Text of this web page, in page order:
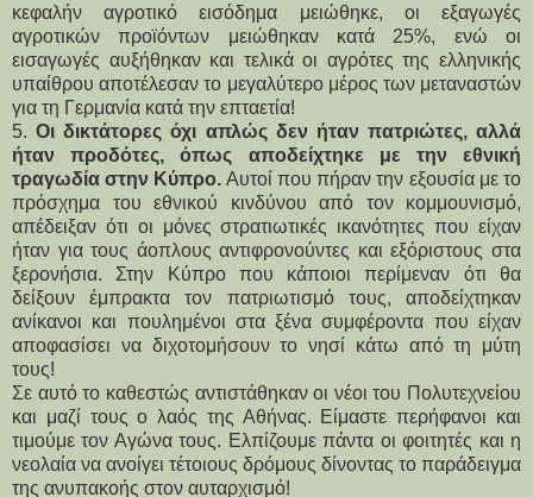
κεφαλήν αγροτικό εισόδημα μειώθηκε, οι εξαγωγές
αγροτικών προϊόντων μειώθηκαν κατά 25%, ενώ οι
εισαγωγές αυξήθηκαν και τελικά οι αγρότες της ελληνικής
υπαίθρου αποτέλεσαν το μεγαλύτερο μέρος των μεταναστών
για τη Γερμανία κατά την επταετία!
5. Οι δικτάτορες όχι απλώς δεν ήταν πατριώτες, αλλά
ήταν προδότες, όπως αποδείχτηκε με την εθνική
τραγωδία στην Κύπρο. Αυτοί που πήραν την εξουσία με το
πρόσχημα του εθνικού κινδύνου από τον κομμουνισμό,
απέδειξαν ότι οι μόνες στρατιωτικές ικανότητες που είχαν
ήταν για τους άοπλους αντιφρονούντες και εξόριστους στα
ξερονήσια. Στην Κύπρο που κάποιοι περίμεναν ότι θα
δείξουν έμπρακτα τον πατριωτισμό τους, αποδείχτηκαν
ανίκανοι και πουλημένοι στα ξένα συμφέροντα που είχαν
αποφασίσει να διχοτομήσουν το νησί κάτω από τη μύτη
τους!
Σε αυτό το καθεστώς αντιστάθηκαν οι νέοι του Πολυτεχνείου
και μαζί τους ο λαός της Αθήνας. Είμαστε περήφανοι και
τιμούμε τον Αγώνα τους. Ελπίζουμε πάντα οι φοιτητές και η
νεολαία να ανοίγει τέτοιους δρόμους δίνοντας το παράδειγμα
της ανυπακοής στον αυταρχισμό!